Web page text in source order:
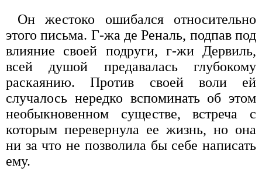
Он жестоко ошибался относительно
этого письма. Г-жа де Реналь, подпав под
влияние своей подруги, г-жи Дервиль,
всей душой предавалась глубокому
раскаянию. Против своей воли ей
случалось нередко вспоминать об этом
необыкновенном существе, встреча с
которым перевернула ее жизнь, но она
ни за что не позволила бы себе написать
ему.